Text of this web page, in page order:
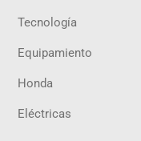
Tecnología
Equipamiento
Honda
Eléctricas